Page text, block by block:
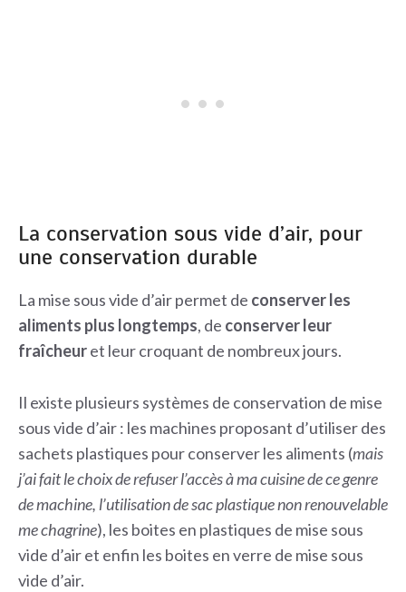
La conservation sous vide d’air, pour
une conservation durable
La mise sous vide d’air permet de conserver les
aliments plus longtemps, de conserver leur
fraîcheuret leur croquant de nombreux jours.
Il existe plusieurs systèmes de conservation de mise
sous vide d’air : les machines proposant d’utiliser des
sachets plastiques pour conserver les aliments (mais
j’ai fait le choix de refuser l’accès à ma cuisine de ce genre
de machine, l’utilisation de sac plastique non renouvelable
me chagrine), les boites en plastiques de mise sous
vide d’air et enfin les boites en verre de mise sous
vide d’air.